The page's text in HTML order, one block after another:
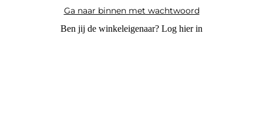
Ga naar binnen met wachtwoord
Ben jij de winkeleigenaar? Log hier in